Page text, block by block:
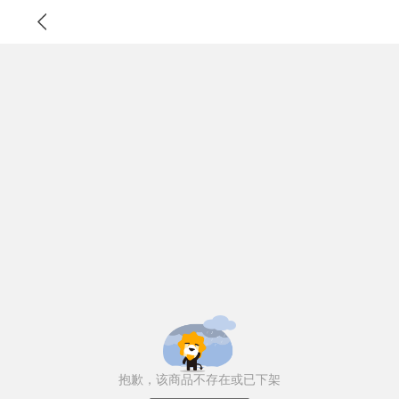
抱歉，该商品不存在或已下架